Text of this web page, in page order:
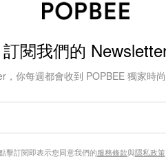
回憶之外，還會替非營利組
此，也希望透過這次的團圓
母親 Elizabeth James 的
訂閱我們的
你每週都會收到 POPBEE 獨家時尚
擊訂閱即表示您同意我們的服務條款與隱私政策